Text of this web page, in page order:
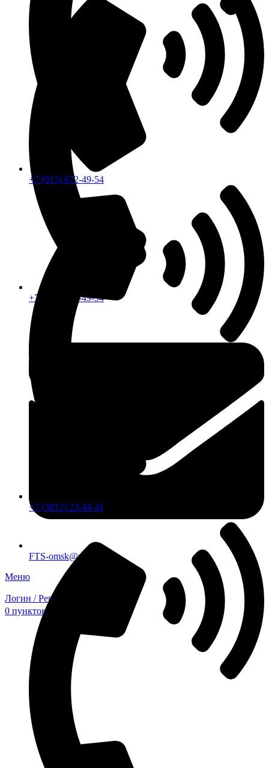
+7 (913) 672-49-54
FTS-omsk@mail.ru
Меню
Логин / Регистрация
0 пунктов
+7 (913) 672-49-54
+7 (3812) 23-44-41